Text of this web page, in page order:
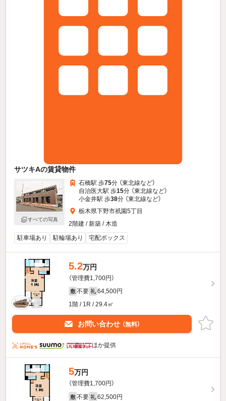
サツキAの賃貸物件
すべての写真
石橋駅 歩75分 （東北線など）
自治医大駅 歩15分 （東北線など）
小金井駅 歩38分 （東北線など）
栃木県下野市祇園5丁目
2階建 / 新築 / 木造
駐車場あり
駐輪場あり 宅配ボックス
5.2万円
（管理費1,700円）
敷 不要 礼 64,500円
1階 / 1R / 29.4㎡
お問い合わせ （無料）
ほか提供
5万円
（管理費1,700円）
敷 不要 礼 62,500円